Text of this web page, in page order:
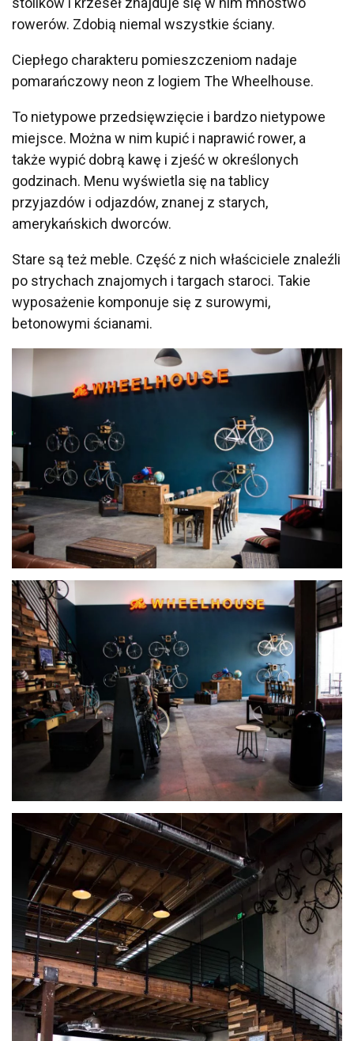
rowerów. Zdobią niemal wszystkie ściany.
Ciepłego charakteru pomieszczeniom nadaje
pomarańczowy neon z logiem The Wheelhouse.
To nietypowe przedsięwzięcie i bardzo nietypowe
miejsce. Można w nim kupić i naprawić rower, a
także wypić dobrą kawę i zjeść w określonych
godzinach. Menu wyświetla się na tablicy
przyjazdów i odjazdów, znanej z starych,
amerykańskich dworców.
Stare są też meble. Część z nich właściciele znaleźli
po strychach znajomych i targach staroci. Takie
wyposażenie komponuje się z surowymi,
betonowymi ścianami.